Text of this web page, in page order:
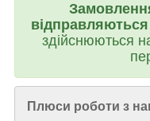
здійснюються
Плюси роботи з